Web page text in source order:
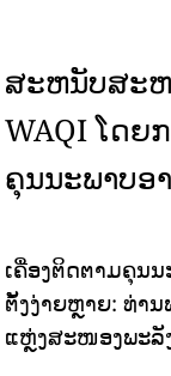
ສະຫນັບສະ
WAQI ໂດຍ
ຄຸນນະພາບອ
ເຄື່ອງຕິດຕາມຄຸນ
ຕັ້ງງ່າຍຫຼາຍ: ທ່າ
ແຫຼ່ງສະໜອງພະລັ